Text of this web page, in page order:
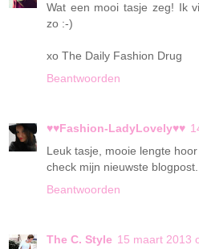
Wat een mooi tasje zeg! Ik
zo :-)
xo The Daily Fashion Drug
Beantwoorden
♥♥Fashion-LadyLovely♥♥
Leuk tasje, mooie lengte hoor
check mijn nieuwste
Beantwoorden
The C. Style 15 maart 2013